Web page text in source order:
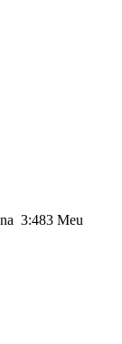
3:483 Meu